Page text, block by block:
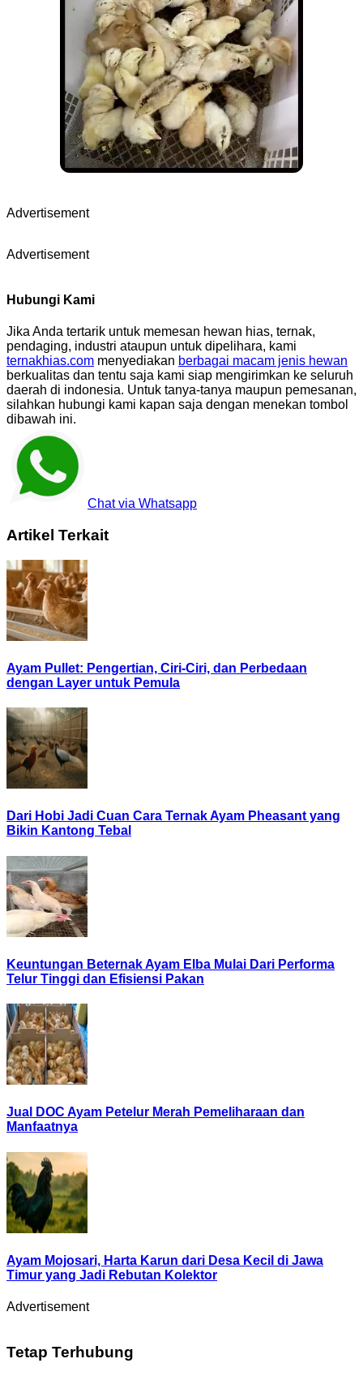
Advertisement
Advertisement
Hubungi Kami
Jika Anda tertarik untuk memesan hewan hias, ternak,
pendaging, industri ataupun untuk dipelihara, kami
ternakhias.com menyediakan berbagai macam jenis hewan
berkualitas dan tentu saja kami siap mengirimkan ke seluruh
daerah di indonesia. Untuk tanya-tanya maupun pemesanan,
silahkan hubungi kami kapan saja dengan menekan tombol
dibawah ini.
Chat via Whatsapp
Artikel Terkait
Ayam Pullet: Pengertian, Ciri-Ciri, dan Perbedaan
dengan Layer untuk Pemula
Dari Hobi Jadi Cuan Cara Ternak Ayam Pheasant yang
Bikin Kantong Tebal
Keuntungan Beternak Ayam Elba Mulai Dari Performa
Telur Tinggi dan Efisiensi Pakan
Jual DOC Ayam Petelur Merah Pemeliharaan dan
Manfaatnya
Ayam Mojosari, Harta Karun dari Desa Kecil di Jawa
Timur yang Jadi Rebutan Kolektor
Advertisement
Tetap Terhubung